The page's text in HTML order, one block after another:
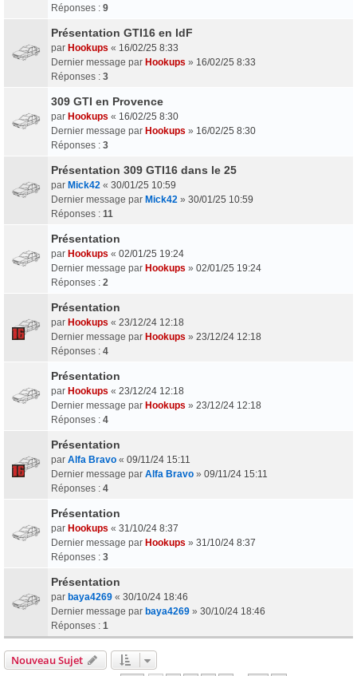
Réponses : 9
Présentation GTI16 en IdF
par Hookups « 16/02/25 8:33
Dernier message par Hookups » 16/02/25 8:33
Réponses : 3
309 GTI en Provence
par Hookups « 16/02/25 8:30
Dernier message par Hookups » 16/02/25 8:30
Réponses : 3
Présentation 309 GTI16 dans le 25
par Mick42 « 30/01/25 10:59
Dernier message par Mick42 » 30/01/25 10:59
Réponses : 11
Présentation
par Hookups « 02/01/25 19:24
Dernier message par Hookups » 02/01/25 19:24
Réponses : 2
Présentation
par Hookups « 23/12/24 12:18
Dernier message par Hookups » 23/12/24 12:18
Réponses : 4
Présentation
par Hookups « 23/12/24 12:18
Dernier message par Hookups » 23/12/24 12:18
Réponses : 4
Présentation
par Alfa Bravo « 09/11/24 15:11
Dernier message par Alfa Bravo » 09/11/24 15:11
Réponses : 4
Présentation
par Hookups « 31/10/24 8:37
Dernier message par Hookups » 31/10/24 8:37
Réponses : 3
Présentation
par baya4269 « 30/10/24 18:46
Dernier message par baya4269 » 30/10/24 18:46
Réponses : 1
Nouveau Sujet